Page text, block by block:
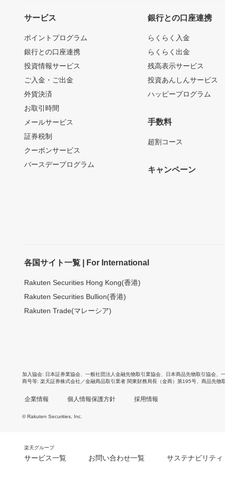
サービス
ポイントプログラム
銀行との口座連携
投資情報サービス
ご入金・ご出金
外貨決済
お取引時間
メールサービス
証券税制
クーポンサービス
バースデープログラム
銀行との口座連携
らくらく入金
らくらく出金
残高表示サービス
投資あんしんサービス
ハッピープログラム
手数料
超割コース
キャンペーン
各国サイト一覧 | For International
Rakuten Securities Hong Kong(香港)
Rakuten Securities Bullion(香港)
Rakuten Trade(マレーシア)
加入協会 日本証券業協会 一般社団法人金融先物取引業協会 日本商品先物取引協会
商号等 楽天証券株式会社／金融商品取引業者 関東財務局長（金商）第195号、商品先物
企業情報 個人情報保護方針 採用情報
© Rakuten Securities, Inc.
楽天グループ
サービス一覧 お問い合わせ一覧 サステナビリティ